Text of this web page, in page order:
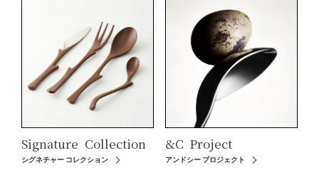
Signature Collection
シグネチャー コレクション
&C Project
アンドシー プロジェクト